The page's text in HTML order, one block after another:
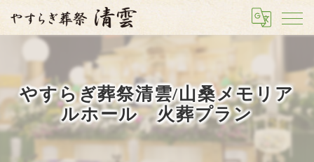
やすらぎ葬祭清雲/山桑メモリア
ルホール 火葬プラン